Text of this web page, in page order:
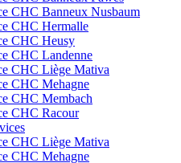
CHC Banneux Nusbaum
CHC Hermalle
CHC Heusy
CHC Landenne
CHC Liège Mativa
CHC Mehagne
CHC Membach
CHC Racour
CHC Liège Mativa
CHC Mehagne